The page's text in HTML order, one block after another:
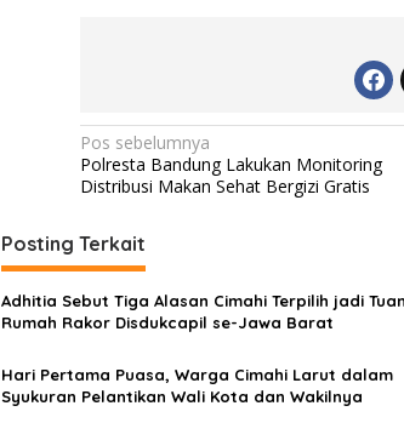
N
a
i
g
a
i
Pos sebelumnya
Polresta Bandung Lakukan Monitoring
Distribusi Makan Sehat Bergizi Gratis
Posting Terkait
Adhitia Sebut Tiga Alasan Cimahi Terpilih jadi Tuan
Rumah Rakor Disdukcapil se-Jawa Barat
Hari Pertama Puasa, Warga Cimahi Larut dalam
Syukuran Pelantikan Wali Kota dan Wakilnya